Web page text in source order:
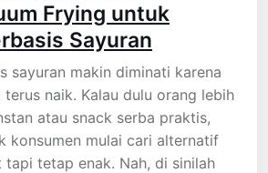
Frying untuk
Sayuran
sayuran makin diminati karena
naik. Kalau dulu orang lebih
atau snack serba praktis,
konsumen mulai cari alternatif
tapi tetap enak. Nah, di sinilah